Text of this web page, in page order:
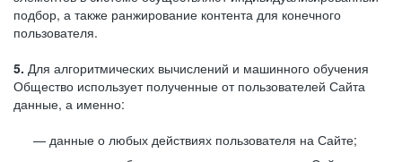
подбор, а также ранжирование контента для конечного
пользователя.
5. Для алгоритмических вычислений и машинного обучения
Общество использует полученные от пользователей Сайта
данные, а именно:
данные о любых действиях пользователя на Сайте;